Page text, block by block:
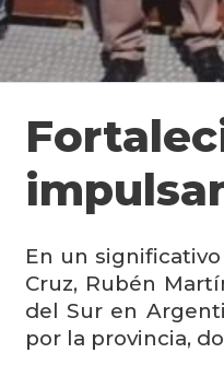
En un
Cruz, Rubén
del Sur en
por la provincia,